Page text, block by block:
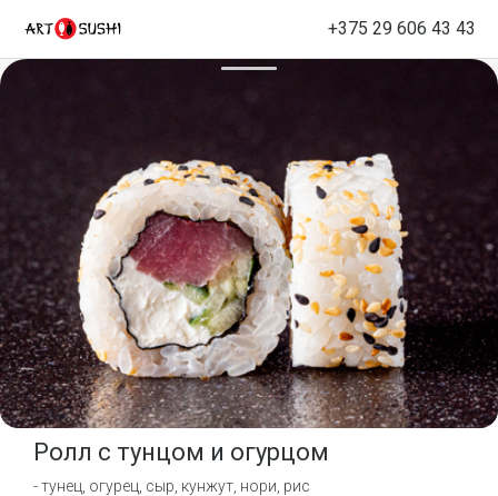
+375 29 606 43 43
Ролл с тунцом и огурцом
- тунец, огурец, сыр, кунжут, нори, рис